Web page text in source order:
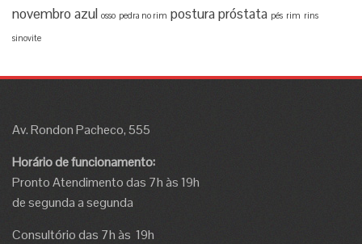
novembro azul osso pedra no rim posturapróstata pés rim rins
sinovite
Av. Rondon Pacheco, 555
Horário de funcionamento:
Pronto Atendimento das 7h às 19h
de segunda a segunda
Consultório das 7h às 19h